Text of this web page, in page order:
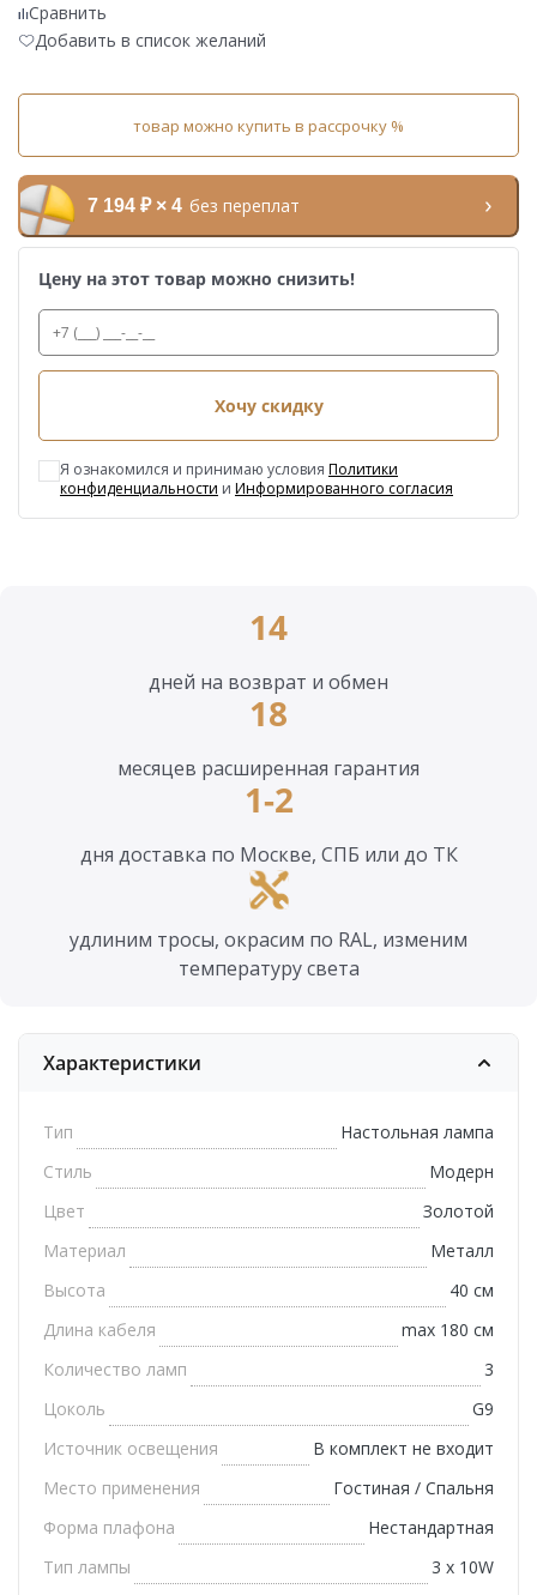
Сравнить
Добавить в список желаний
товар можно купить в рассрочку %
7 194 ₽ × 4 без переплат
Цену на этот товар можно снизить!
Хочу скидку
Я ознакомился и принимаю условия Политики
конфиденциальности и Информированного согласия
14
дней на возврат и обмен
18
месяцев расширенная гарантия
1-2
дня доставка по Москве, СПБ или до ТК
удлиним тросы, окрасим по RAL, изменим
температуру света
Характеристики
Тип
Настольная лампа
Стиль
Модерн
Цвет
Золотой
Материал
Металл
Высота
40 см
Длина кабеля
max 180 см
Количество ламп
3
Цоколь
G9
Источник освещения
В комплект не входит
Место применения
Гостиная / Спальня
Форма плафона
Нестандартная
Тип лампы
3 х 10W